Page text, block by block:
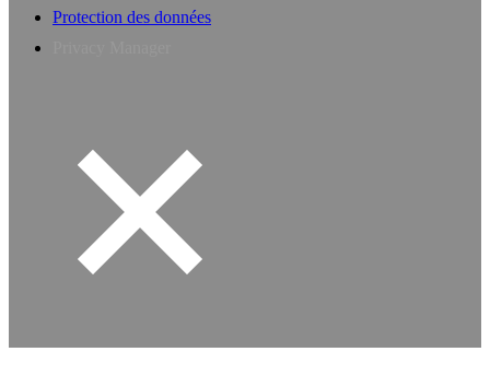
Protection des données